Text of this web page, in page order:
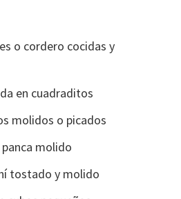
o cordero cocidas y
en cuadraditos
molidos o picados
molido
tostado y molido